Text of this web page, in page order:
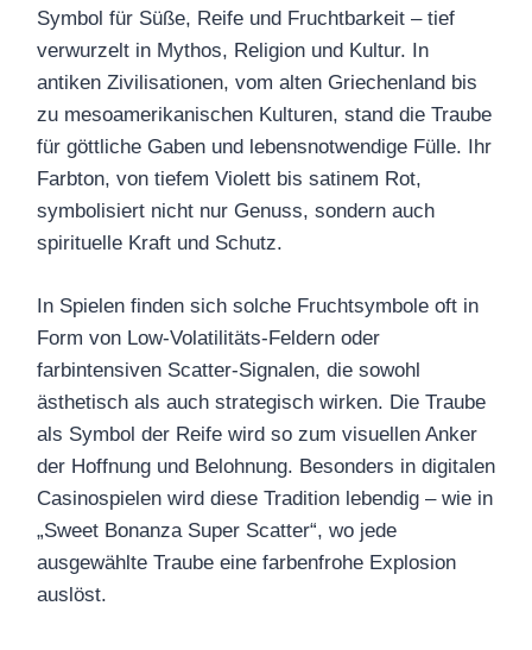
Symbol für Süße, Reife und Fruchtbarkeit – tief
verwurzelt in Mythos, Religion und Kultur. In
antiken Zivilisationen, vom alten Griechenland bis
zu mesoamerikanischen Kulturen, stand die Traube
für göttliche Gaben und lebensnotwendige Fülle. Ihr
Farbton, von tiefem Violett bis satinem Rot,
symbolisiert nicht nur Genuss, sondern auch
spirituelle Kraft und Schutz.
In Spielen finden sich solche Fruchtsymbole oft in
Form von Low-Volatilitäts-Feldern oder
farbintensiven Scatter-Signalen, die sowohl
ästhetisch als auch strategisch wirken. Die Traube
als Symbol der Reife wird so zum visuellen Anker
der Hoffnung und Belohnung. Besonders in digitalen
Casinospielen wird diese Tradition lebendig – wie in
„Sweet Bonanza Super Scatter“, wo jede
ausgewählte Traube eine farbenfrohe Explosion
auslöst.